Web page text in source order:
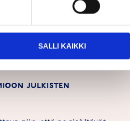
SALLI KAIKKI
vaatia hankintayksiköitä
hintaa halvimman
kuten Suomi, on
vuoden
hankintoja pääkriteeri
julkisten